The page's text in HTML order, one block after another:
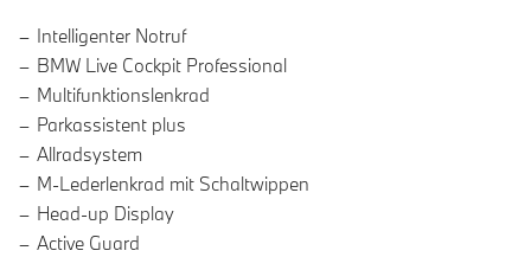
Intelligenter Notruf
BMW Live Cockpit Professional
Multifunktionslenkrad
Parkassistent plus
Allradsystem
M-Lederlenkrad mit Schaltwippen
Head-up Display
Active Guard